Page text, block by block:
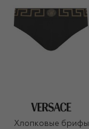
Хлопковые брифы